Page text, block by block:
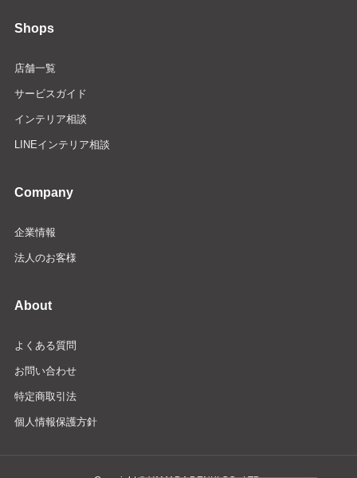
Shops
店舗一覧
サービスガイド
インテリア相談
LINEインテリア相談
Company
企業情報
法人のお客様
About
よくある質問
お問い合わせ
特定商取引法
個人情報保護方針